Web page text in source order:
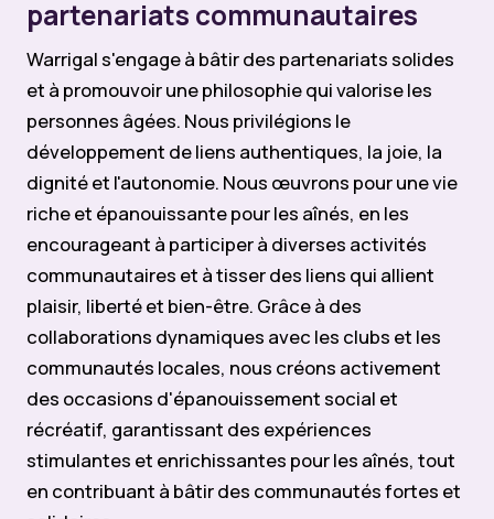
partenariats communautaires
Warrigal s'engage à bâtir des partenariats solides
et à promouvoir une philosophie qui valorise les
personnes âgées. Nous privilégions le
développement de liens authentiques, la joie, la
dignité et l'autonomie. Nous œuvrons pour une vie
riche et épanouissante pour les aînés, en les
encourageant à participer à diverses activités
communautaires et à tisser des liens qui allient
plaisir, liberté et bien-être. Grâce à des
collaborations dynamiques avec les clubs et les
communautés locales, nous créons activement
des occasions d'épanouissement social et
récréatif, garantissant des expériences
stimulantes et enrichissantes pour les aînés, tout
en contribuant à bâtir des communautés fortes et